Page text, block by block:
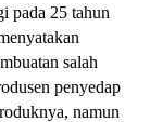
pada 25 tahun
salah
penyedap
namun